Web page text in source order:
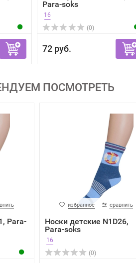
Para-soks
16
(0)
72 руб.
ПОСМОТРЕТЬ
Para-
избранное сравнить
Носки детские N1D26,
Para-soks
16
(0)